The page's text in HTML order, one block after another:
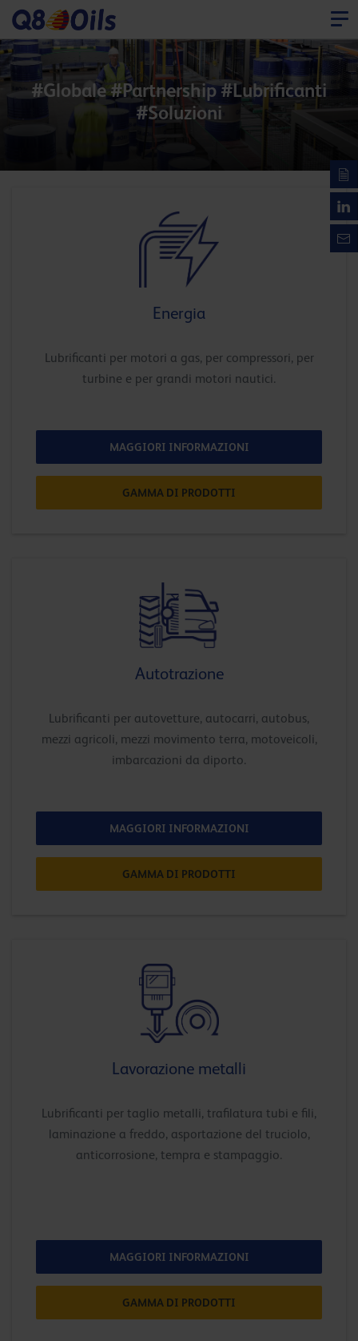
#Globale #Partnership #Lubrificanti
#Soluzioni
Energia
Lubrificanti per motori a gas, per compressori, per
turbine e per grandi motori nautici.
MAGGIORI INFORMAZIONI
GAMMA DI PRODOTTI
Autotrazione
Lubrificanti per autovetture, autocarri, autobus,
mezzi agricoli, mezzi movimento terra, motoveicoli,
imbarcazioni da diporto.
MAGGIORI INFORMAZIONI
GAMMA DI PRODOTTI
Lavorazione metalli
Lubrificanti per taglio metalli, trafilatura tubi e fili,
laminazione a freddo, asportazione del truciolo,
anticorrosione, tempra e stampaggio.
MAGGIORI INFORMAZIONI
GAMMA DI PRODOTTI